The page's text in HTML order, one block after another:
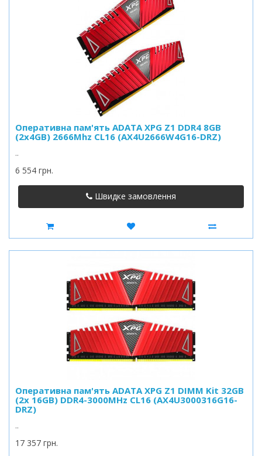
Оперативна пам'ять ADATA XPG Z1 DDR4 8GB
(2x4GB) 2666Mhz CL16 (AX4U2666W4G16-DRZ)
..
6 554 грн.
Швидке замовлення
Оперативна пам'ять ADATA XPG Z1 DIMM Kit 32GB
(2x 16GB) DDR4-3000MHz CL16 (AX4U3000316G16-
DRZ)
..
17 357 грн.